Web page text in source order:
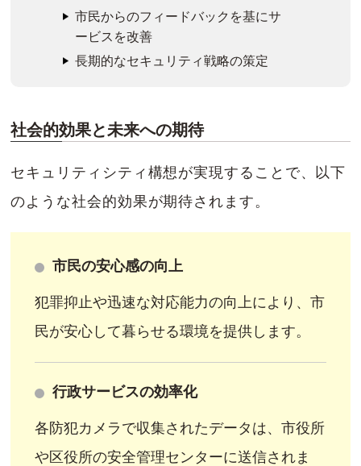
市民からのフィードバックを基にサ
ービスを改善
長期的なセキュリティ戦略の策定
社会的効果と未来への期待
セキュリティシティ構想が実現することで、以下
のような社会的効果が期待されます。
市民の安心感の向上
犯罪抑止や迅速な対応能力の向上により、市
民が安心して暮らせる環境を提供します。
行政サービスの効率化
各防犯カメラで収集されたデータは、市役所
や区役所の安全管理センターに送信されま